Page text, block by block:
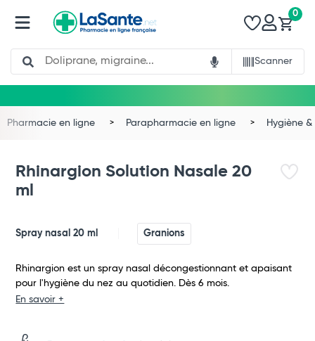
Search
Scanner
0
Pharmacie en ligne Parapharmacie en ligne Hygiène
Rhinargion Solution Nasale 20
ml
Spray nasal 20 ml Granions
Rhinargion est un spray nasal décongestionnant et apaisant
pour l'hygiène du nez au quotidien. Dès 6 mois.
En savoir +